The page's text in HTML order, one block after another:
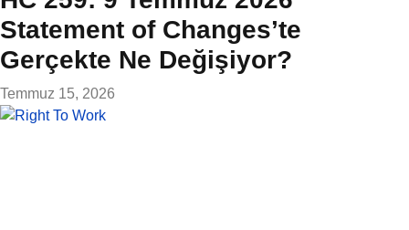
Statement of Changes’te
Gerçekte Ne Değişiyor?
Temmuz 15, 2026